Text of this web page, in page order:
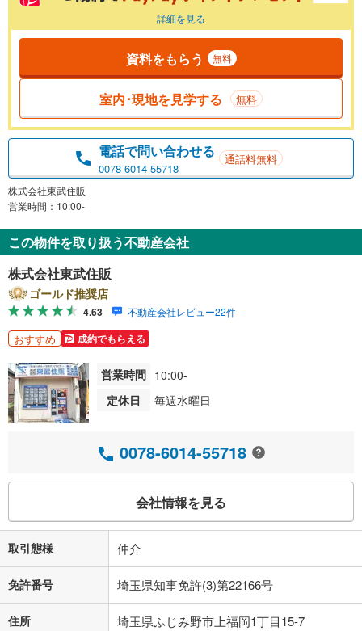
詳細を見る
資料をもらう 無料
室内･現地を見学する 無料
電話で問い合わせる
0078-6014-55718
通話料無料
株式会社東武住販
営業時間：10:00-
この物件を取り扱う不動産会社
株式会社東武住販
ゴールド推奨店
4.63 不動産会社レビュー22件
おすすめ 成約でもらえる
営業時間 10:00-
定休日
毎週水曜日
0078-6014-55718
会社情報を見る
取引態様 仲介
免許番号 埼玉県知事免許(3)第22166号
住所 埼玉県ふじみ野市上福岡1丁目15-7